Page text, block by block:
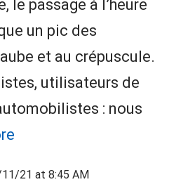
le passage à l’heure
un pic des
et au crépuscule.
utilisateurs de
: nous
11/21 at 8:45 AM